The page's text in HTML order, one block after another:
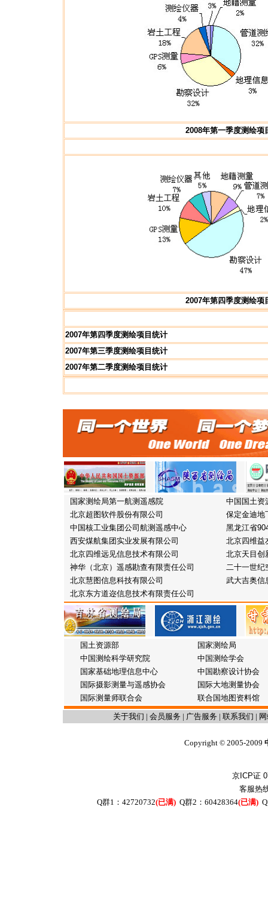
2008年第一季度测绘项
2007年第四季度测绘项
2007年第四季度测绘项目统计
2007年第三季度测绘项目统计
2007年第二季度测绘项目统计
国家测绘局第一航测遥感院
中国国土资
北京超图软件股份有限公司
保定金迪地
中国核工业集团公司航测遥感中心
黑龙江省
西安煤航集团实业发展有限公司
北京四维益
北京四维远见信息技术有限公司
北京天目创
神华（北京）遥感勘查有限责任公司
二十一世纪
北京慧图信息科技有限公司
武大吉奥信
北京东方道迩信息技术有限责任公司
国土资源部
国家测绘局
中国测绘科学研究院
中国测绘学会
国家基础地理信息中心
中国勘察设计协会
国际摄影测量与遥感协会
国际大地测量协会
国际测量师联合会
联合国地图资料馆
关于我们 | 会员服务 | 广告服务 | 联系我们 |
Copyright © 2005-2009
京ICP证
客服热
Q群1：42720732(已满)Q群2：60428364(已满)Q